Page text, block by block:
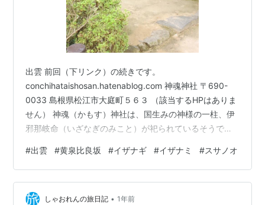
出雲 前回（下リンク）の続きです。
conchihataishosan.hatenablog.com 神魂神社 〒690-
0033 島根県松江市大庭町５６３ （該当するHPはありま
せん） 神魂（かもす）神社は、国生みの神様の一柱、伊
邪那岐命（いざなぎのみこと）が祀られているそうで
ともに国生み、神生みを行います。 出雲大社はこの神様
の子孫である大国主命が祀られています。 うーん、記録
が少ない・・・。 また車移動。 熊野大社 〒690-2104
島根県松江市八雲町熊野２４５１ こちらは、素戔嗚命が
#出雲 #黄泉比良坂 #イザナギ #イザナミ #スサノオ
しゃおれんの旅日記 • 1年前